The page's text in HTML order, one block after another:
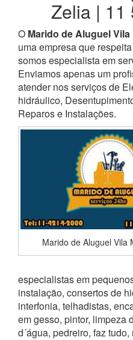
Zelia | 11
O Marido de Aluguel Vila
uma empresa que
somos especialista em
Enviamos apenas um
atender nos serviços de
hidráulico,
Reparos e Instalações.
Marido de Aluguel Vila
especialistas em
instalação, consertos de
interfonia, telhadistas,
em gesso, pintor, limpeza
d´água, pedreiro, faz